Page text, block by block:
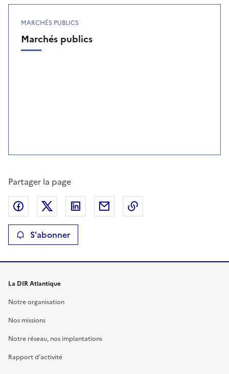
Marchés publics
MARCHÉS PUBLICS
Partager la page
Partager sur Facebook
Partager sur XPartager sur LinkedIn
Partager par email
S'abonner
La DIR Atlantique
Notre organisation
Nos missions
Notre réseau, nos implantations
Rapport d’activité